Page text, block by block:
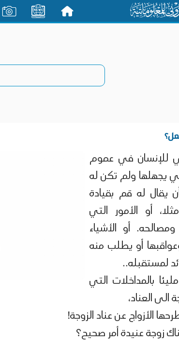
للإنسان في عموم
يجهلها ولم تكن له
يقال له قم بقيادة
أو الأمور التي
أو الأشياء
أو يطلب منه
لمستقبله..
بالمداخلات التي
الى العناد،
الأزواج عن عناد الزوجة!
زوجة عنيدة أمر صحيح؟